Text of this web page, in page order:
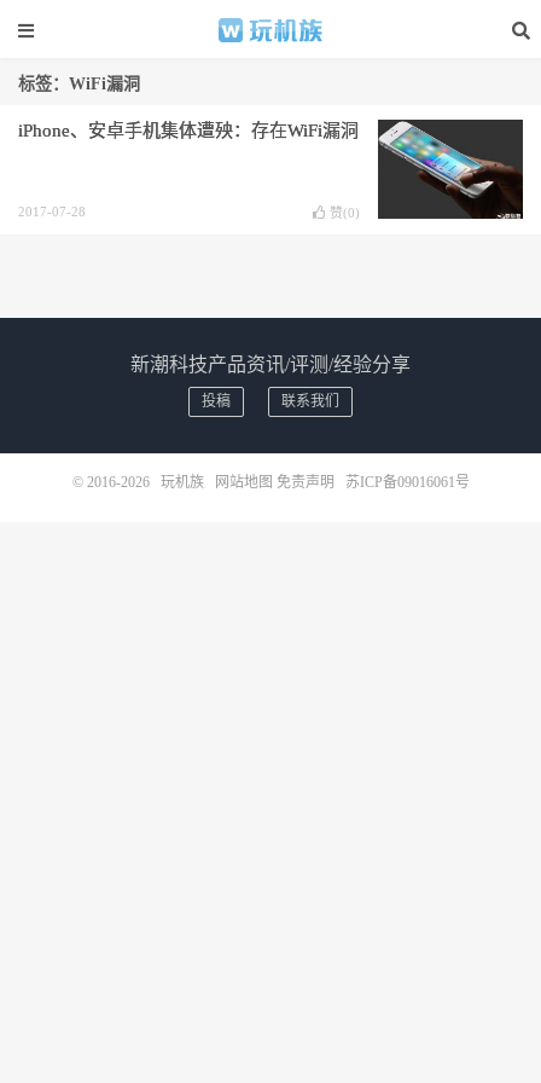
标签：WiFi漏洞
iPhone、安卓手机集体遭殃：存在WiFi漏洞
2017-07-28 赞(0)
新潮科技产品资讯/评测/经验分享
投稿 联系我们
© 2016-2026 玩机族 网站地图 免责声明 苏ICP备09016061号